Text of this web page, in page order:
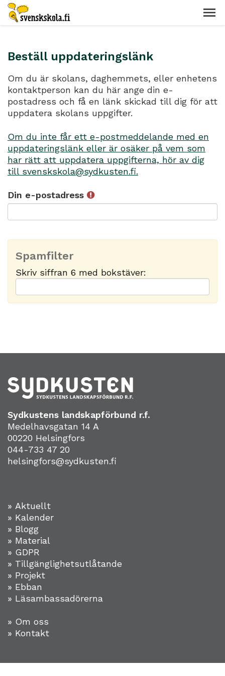
Beställ uppdateringslänk
Om du är skolans, daghemmets, eller enhetens
kontaktperson kan du här ange din e-
postadress och få en länk skickad till dig för att
uppdatera skolans uppgifter.
Om du inte får ett e-postmeddelande med en
uppdateringslänk eller är osäker på vem som
har rätt att uppdatera uppgifterna, hör av dig
till svenskskola@sydkusten.fi.
Din e-postadress
Spamfilter
Skriv siffran 6 med bokstäver:
Sydkustens landskapförbund r.f.
Medelhavsgatan 14 A
00220 Helsingfors
044-733 47 20
helsingfors@sydkusten.fi
» Aktuellt
» Kalender
» Blogg
» Material
» GDPR
» Tillgänglighetsutlåtande
» Projekt
» Ebban
» Läsambassadörerna
» Om oss
» Kontakt